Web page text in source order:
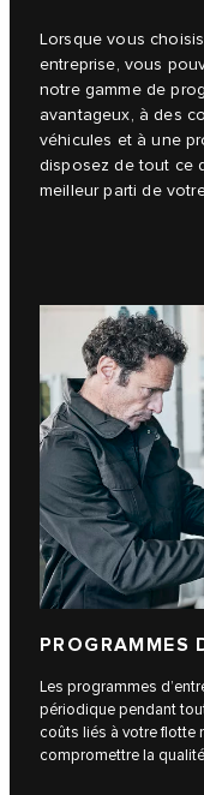
Lorsque vous
entreprise, vous
notre gamme de
avantageux, à des
véhicules et à une
disposez de tout ce
meilleur parti de
PROGRAMMES
Les programmes
périodique pendant
coûts liés à votre flotte
compromettre la